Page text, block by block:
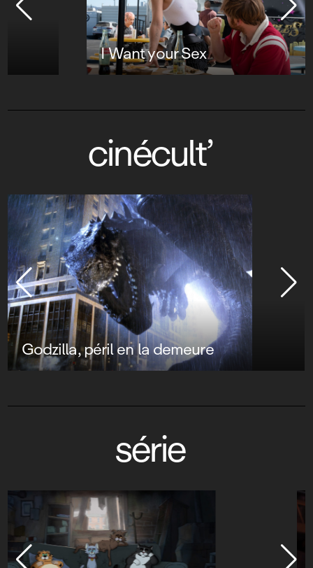
I Want your Sex
cinécult’
Godzilla, péril en la demeure
série
Star Wars : Visions Présente - Le